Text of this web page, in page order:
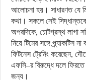
আলোচনা হয়। সাধারণত যে
কথা। সকলে সেই
অপরদিকে, চোটগ্রস্থ লাগা
নিয়ে টিমের সঙ্গে প্র্যাকটিস
ফিটনেস ট্রেনিং করেছেন,
এফসি–র বিরুদ্ধে দলে ফিরতে
জন্য।‌